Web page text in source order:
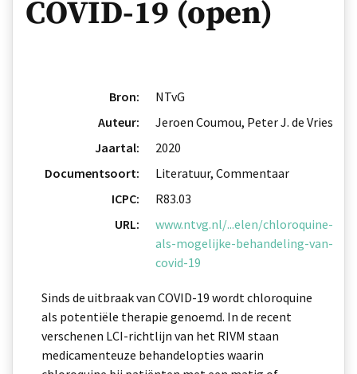
COVID-19 (open)
Bron:
NTvG
Auteur:
Jeroen Coumou, Peter J. de Vries
Jaartal:
2020
Documentsoort:
Literatuur, Commentaar
ICPC:
R83.03
URL:
www.ntvg.nl/...elen/chloroquine-
als-mogelijke-behandeling-van-
covid-19
Sinds de uitbraak van COVID-19 wordt chloroquine
als potentiële therapie genoemd. In de recent
verschenen LCI-richtlijn van het RIVM staan
medicamenteuze behandelopties waarin